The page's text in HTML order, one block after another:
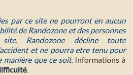
par ce site ne pourront en aucun
de Randozone et des personnes
Randozone décline toute
et ne pourra etre tenu pour
manière que ce soit. Informations à
.